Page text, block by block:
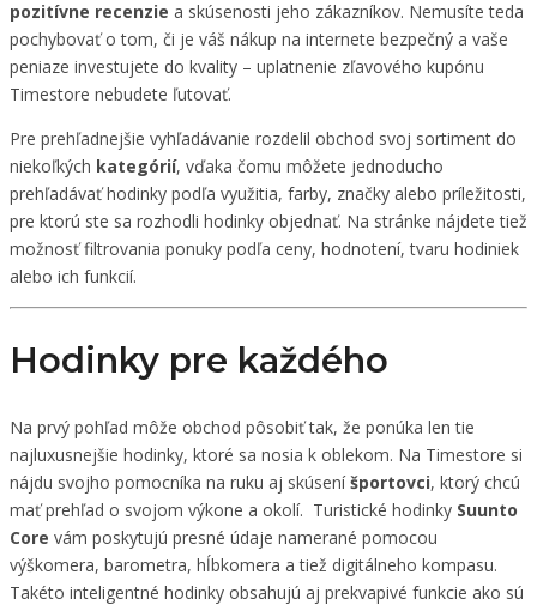
pozitívne recenzie a skúsenosti jeho zákazníkov. Nemusíte teda
pochybovať o tom, či je váš nákup na internete bezpečný a vaše
peniaze investujete do kvality – uplatnenie zľavového kupónu
Timestore nebudete ľutovať.
Pre prehľadnejšie vyhľadávanie rozdelil obchod svoj sortiment do
niekoľkých kategórií, vďaka čomu môžete jednoducho
prehľadávať hodinky podľa využitia, farby, značky alebo príležitosti,
pre ktorú ste sa rozhodli hodinky objednať. Na stránke nájdete tiež
možnosť filtrovania ponuky podľa ceny, hodnotení, tvaru hodiniek
alebo ich funkcií.
Hodinky pre každého
Na prvý pohľad môže obchod pôsobiť tak, že ponúka len tie
najluxusnejšie hodinky, ktoré sa nosia k oblekom. Na Timestore si
nájdu svojho pomocníka na ruku aj skúseníšportovci, ktorý chcú
mať prehľad o svojom výkone a okolí. Turistické hodinky Suunto
Core vám poskytujú presné údaje namerané pomocou
výškomera, barometra, hĺbkomera a tiež digitálneho kompasu.
Takéto inteligentné hodinky obsahujú aj prekvapivé funkcie ako sú